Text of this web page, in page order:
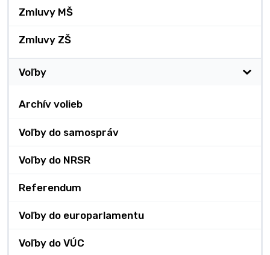
Zmluvy MŠ
Zmluvy ZŠ
Voľby
Archív volieb
Voľby do samospráv
Voľby do NRSR
Referendum
Voľby do europarlamentu
Voľby do VÚC